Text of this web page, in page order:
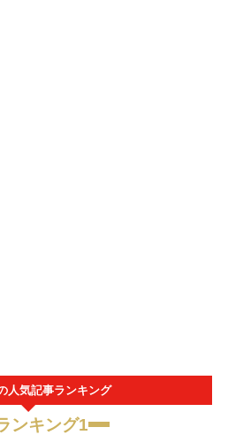
人気記事ランキング
ンキング1